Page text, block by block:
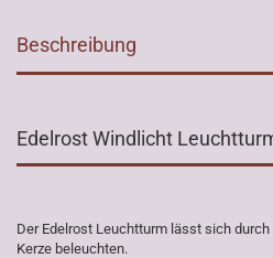
Beschreibung
Edelrost Windlicht
Der Edelrost Leuchtturm lässt sich
Kerze beleuchten.